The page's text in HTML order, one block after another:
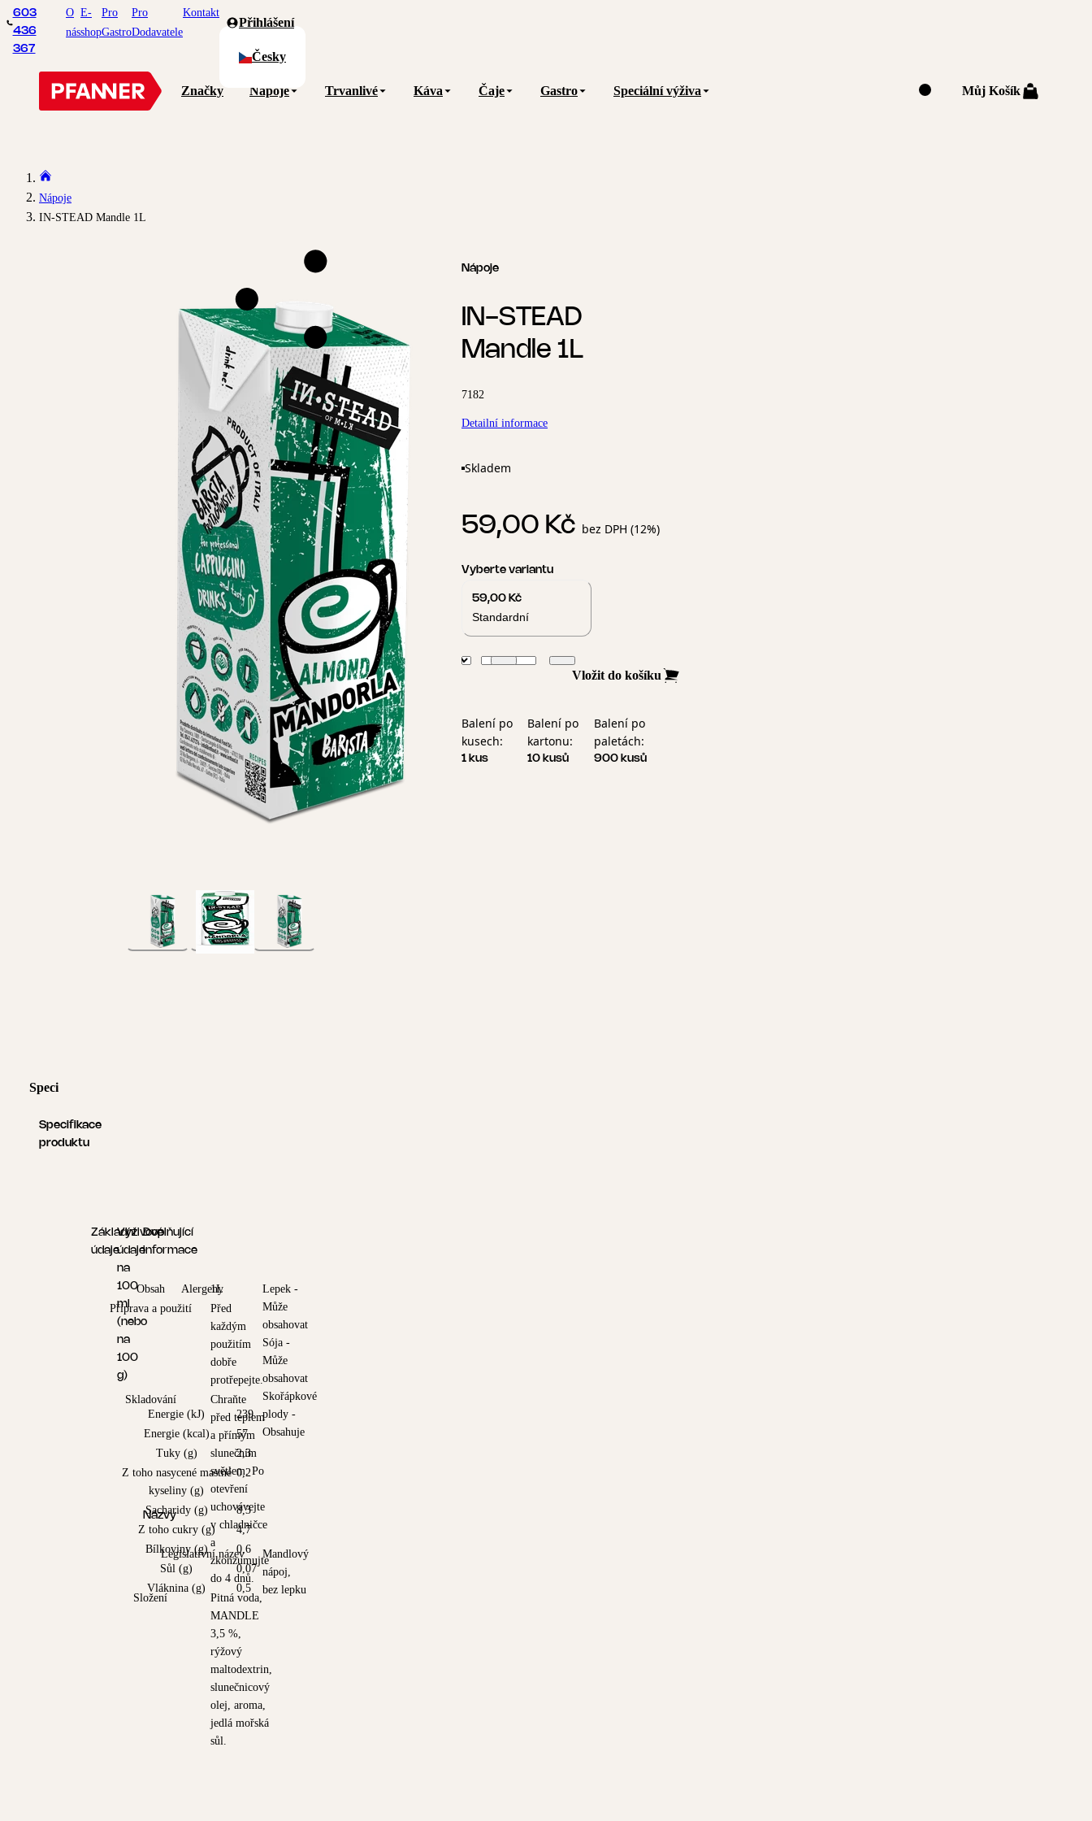
603
436
367
O
nás
E-
shop
Pro
Gastro
Pro
Dodavatele
Kontakt
Česky
Přihlášení
Značky Nápoje Trvanlivé Káva Čaje Gastro Speciální výživa Můj Košík 0
Nápoje
IN-STEAD Mandle 1L
Nápoje
IN-STEAD
Mandle 1L
7182
Detailní informace
Skladem
59,00 Kč bez DPH (12%)
Vyberte variantu
59,00 Kč
Standardní
Vložit do košíku
Balení po
kusech:
1 kus
Balení po
kartonu:
10 kusů
Balení po
paletách:
900 kusů
Specifikace produktu
Specifikace
produktu
Základní
údaje
Obsah
1L
Příprava a použití
Před
každým
použitím
dobře
protřepejte.
Skladování
Chraňte
před teplem
a přímým
slunečním
světlem. Po
otevření
uchovávejte
v chladničce
a
zkonzumujte
do 4 dnů.
Složení
Pitná voda,
MANDLE
3,5 %,
rýžový
maltodextrin,
slunečnicový
olej, aroma,
jedlá mořská
sůl.
Výživové
údaje
na
100
ml
(nebo
na
100
g)
Energie (kJ)
239
Energie (kcal)
57
Tuky (g)
2,3
Z toho nasycené mastné
kyseliny (g)
0,2
Sacharidy (g)
8,3
Z toho cukry (g)
4,7
Bílkoviny (g)
0,6
Sůl (g)
0,07
Vláknina (g)
0,5
Doplňující
informace
Alergeny
Lepek -
Může
obsahovat
Sója -
Může
obsahovat
Skořápkové
plody -
Obsahuje
Názvy
Legislativní název
Mandlový
nápoj,
bez lepku